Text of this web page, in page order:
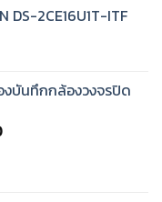
DS-2CE16U1T-ITF
งบันทึกกล้องวงจรปิด
Current